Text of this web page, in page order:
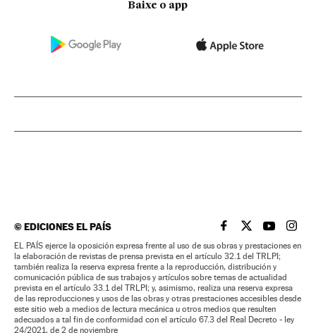
Baixe o app
©EDICIONES EL PAÍS EL PAÍS BRASIL EN
EL PAÍSEL PAÍS
EL
EL PAÍS ejerce la oposición expresa frente al uso de sus obras y prestaciones en
la elaboración de revistas de prensa prevista en el artículo 32.1 del TRLPI;
también realiza la reserva expresa frente a la reproducción, distribución y
comunicación pública de sus trabajos y artículos sobre temas de actualidad
prevista en el artículo 33.1 del TRLPI; y, asimismo, realiza una reserva expresa
de las reproducciones y usos de las obras y otras prestaciones accesibles desde
este sitio web a medios de lectura mecánica u otros medios que resulten
adecuados a tal fin de conformidad con el artículo 67.3 del Real Decreto - ley
24/2021, de 2 de noviembre